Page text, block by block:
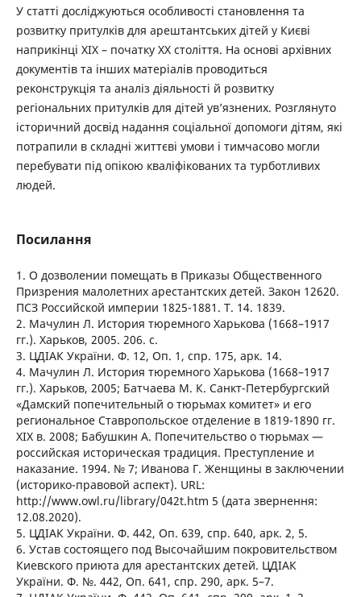
У статті досліджуються особливості становлення та
розвитку притулків для арештантських дітей у Києві
наприкінці ХІХ – початку ХХ століття. На основі архівних
документів та інших матеріалів проводиться
реконструкція та аналіз діяльності й розвитку
регіональних притулків для дітей ув’язнених. Розглянуто
історичний досвід надання соціальної допомоги дітям, які
потрапили в складні життєві умови і тимчасово могли
перебувати під опікою кваліфікованих та турботливих
людей.
Посилання
1. О дозволении помещать в Приказы Общественного
Призрения малолетних арестантских детей. Закон 12620.
ПСЗ Российской империи 1825-1881. Т. 14. 1839.
2. Мачулин Л. История тюремного Харькова (1668–1917
гг.). Харьков, 2005. 206. с.
3. ЦДІАК України. Ф. 12, Оп. 1, спр. 175, арк. 14.
4. Мачулин Л. История тюремного Харькова (1668–1917
гг.). Харьков, 2005; Батчаева М. К. Санкт-Петербургский
«Дамский попечительный о тюрьмах комитет» и его
региональное Ставропольское отделение в 1819-1890 гг.
ХIХ в. 2008; Бабушкин А. Попечительство о тюрьмах —
российская историческая традиция. Преступление и
наказание. 1994. № 7; Иванова Г. Женщины в заключении
(историко-правовой аспект). URL:
http://www.owl.ru/library/042t.htm 5 (дата звернення:
12.08.2020).
5. ЦДІАК України. Ф. 442, Оп. 639, спр. 640, арк. 2, 5.
6. Устав состоящего под Высочайшим покровительством
Киевского приюта для арестантских детей. ЦДІАК
України. Ф. №. 442, Оп. 641, спр. 290, арк. 5–7.